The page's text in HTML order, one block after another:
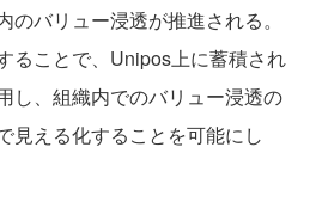
バリュー浸透が推進される。
ることで、Unipos上に蓄積され
し、組織内でのバリュー浸透の
見える化することを可能にし